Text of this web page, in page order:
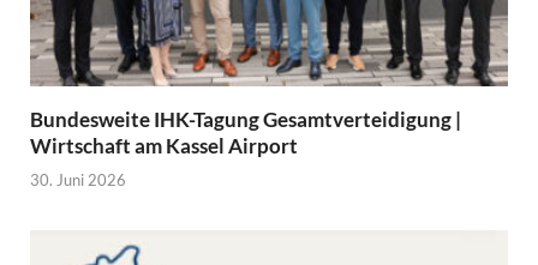
Bundesweite IHK-Tagung Gesamtverteidigung |
Wirtschaft am Kassel Airport
30. Juni 2026